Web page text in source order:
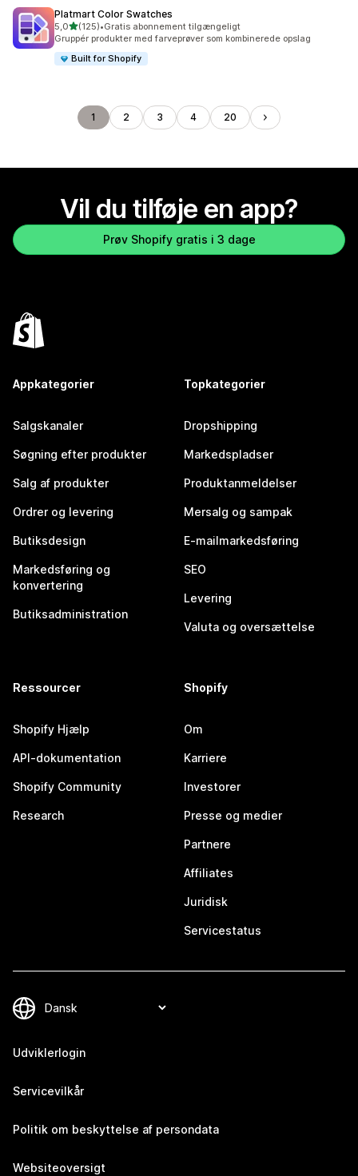
Platmart Color Swatches
5,0ud af 5 stjerner
(125)
125 anmeldelser i alt
•Gratis abonnement tilgængeligt
Gruppér produkter med farveprøver som kombinerede opslag
Built for Shopify
1 2 3 4 20
Vil du tilføje en app?
Prøv Shopify gratis i 3 dage
Appkategorier
Salgskanaler
Søgning efter produkter
Salg af produkter
Ordrer og levering
Butiksdesign
Markedsføring og
konvertering
Butiksadministration
Topkategorier
Dropshipping
Markedspladser
Produktanmeldelser
Mersalg og sampak
E-mailmarkedsføring
SEO
Levering
Valuta og oversættelse
Ressourcer
Shopify Hjælp
API-dokumentation
Shopify Community
Research
Shopify
Om
Karriere
Investorer
Presse og medier
Partnere
Affiliates
Juridisk
Servicestatus
Udviklerlogin
Servicevilkår
Politik om beskyttelse af persondata
Websiteoversigt